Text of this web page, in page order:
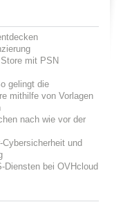
mit PSN
gelingt die
mithilfe von Vorlagen
nach wie vor der
Cybersicherheit und
Diensten bei OVHcloud